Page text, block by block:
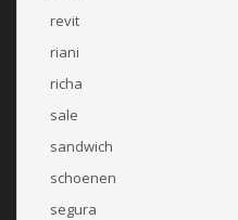
revit
riani
richa
sale
sandwich
schoenen
segura